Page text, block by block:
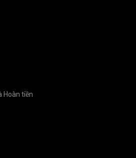
Hoàn tiền